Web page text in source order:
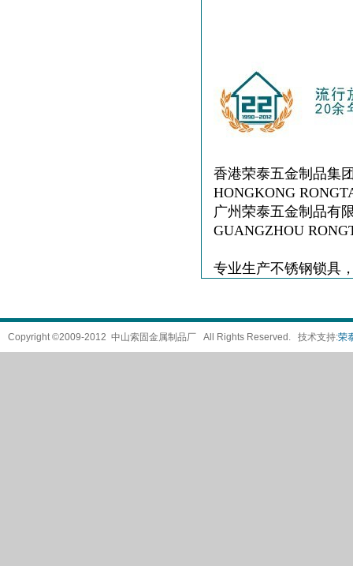
香港荣泰五金制品集
HONGKONG
广州荣泰五金制品有
GUANGZHOU
专业生产不锈钢锁具
Copyright ©2009-2012 中山索固金属制品厂 All Rights Reserved. 技术支持:荣